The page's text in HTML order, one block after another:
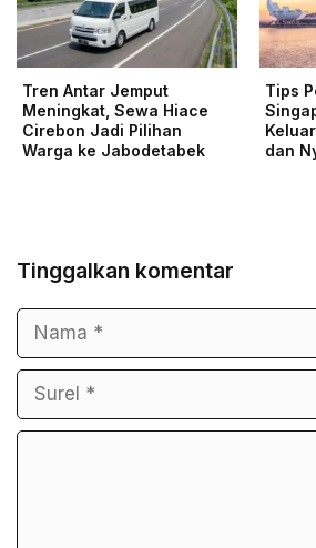
Tren Antar Jemput
Meningkat, Sewa Hiace
Cirebon Jadi Pilihan
Warga ke Jabodetabek
Tips
dan
Tinggalkan komentar
Nama
Surel